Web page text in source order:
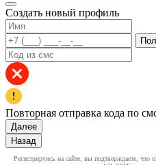
Создать новый профиль
Повторная отправка кода по
Далее
Назад
Регистрируясь на сайте, вы подтверждаете, что